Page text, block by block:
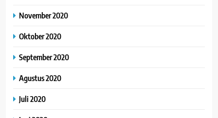
November 2020
Oktober 2020
September 2020
Agustus 2020
Juli 2020